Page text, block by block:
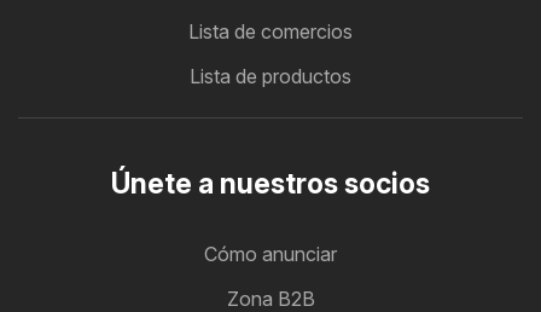
Lista de comercios
Lista de productos
Únete a nuestros socios
Cómo anunciar
Zona B2B